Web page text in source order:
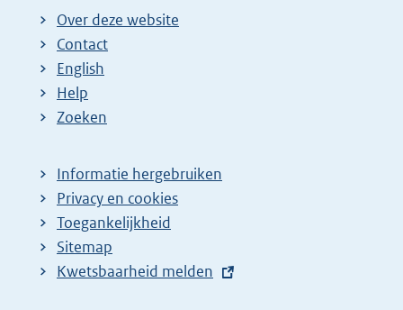
Over deze website
Contact
English
Help
Zoeken
Informatie hergebruiken
Privacy en cookies
Toegankelijkheid
Sitemap
E
Kwetsbaarheid melden